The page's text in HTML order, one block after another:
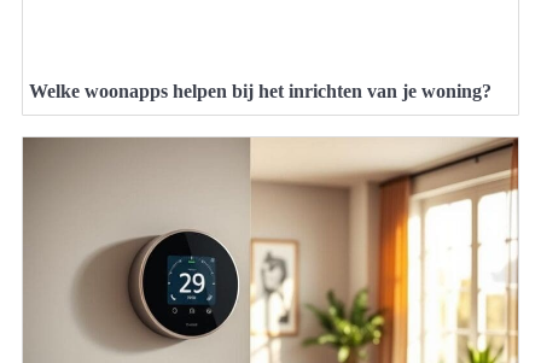
Welke woonapps helpen bij het inrichten van je woning?